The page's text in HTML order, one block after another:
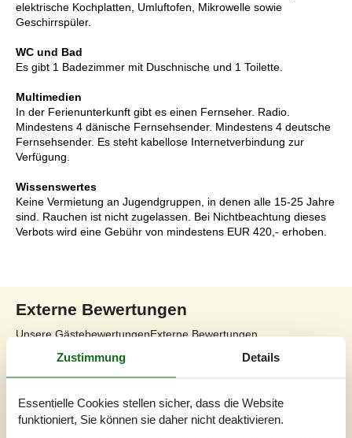
elektrische Kochplatten, Umluftofen, Mikrowelle sowie
Geschirrspüler.
WC und Bad
Es gibt 1 Badezimmer mit Duschnische und 1 Toilette.
Multimedien
In der Ferienunterkunft gibt es einen Fernseher. Radio.
Mindestens 4 dänische Fernsehsender. Mindestens 4 deutsche
Fernsehsender. Es steht kabellose Internetverbindung zur
Verfügung.
Wissenswertes
Keine Vermietung an Jugendgruppen, in denen alle 15-25 Jahre
sind. Rauchen ist nicht zugelassen. Bei Nichtbeachtung dieses
Verbots wird eine Gebühr von mindestens EUR 420,- erhoben.
Externe Bewertungen
Unsere GästebewertungenExterne Bewertungen
4,4
Zustimmung Details
Essentielle Cookies stellen sicher, dass die Website
funktioniert, Sie können sie daher nicht deaktivieren.